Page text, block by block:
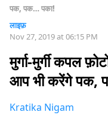
पक, पक… पका!
लाइफ़
Nov 27, 2019 at 06:15 PM
मुर्गा-मुर्गी कपल
आप भी करेंगे पक,
Kratika Nigam